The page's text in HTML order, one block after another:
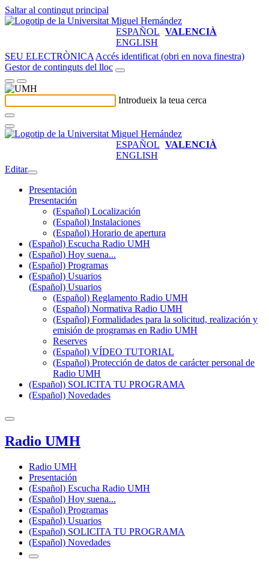
Saltar al contingut principal
ESPAÑOL VALENCIÀ
ENGLISH
SEU ELECTRÒNICA Accés identificat (obri en nova finestra)
Gestor de continguts del lloc
Introdueix la teua cerca
ESPAÑOL VALENCIÀ
ENGLISH
Editar
Presentación
Presentación
(Español) Localización
(Español) Instalaciones
(Español) Horario de apertura
(Español) Escucha Radio UMH
(Español) Hoy suena...
(Español) Programas
(Español) Usuarios
(Español) Usuarios
(Español) Reglamento Radio UMH
(Español) Normativa Radio UMH
(Español) Formalidades para la solicitud, realización y
emisión de programas en Radio UMH
Reserves
(Español) VÍDEO TUTORIAL
(Español) Protección de datos de carácter personal de
Radio UMH
(Español) SOLICITA TU PROGRAMA
(Español) Novedades
Radio UMH
Radio UMH
Presentación
(Español) Escucha Radio UMH
(Español) Hoy suena...
(Español) Programas
(Español) Usuarios
(Español) SOLICITA TU PROGRAMA
(Español) Novedades